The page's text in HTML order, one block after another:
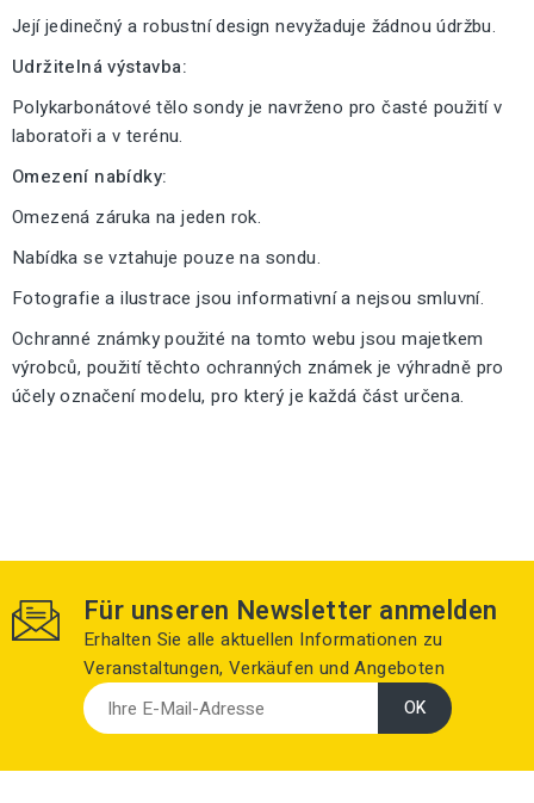
Její jedinečný a robustní design nevyžaduje žádnou údržbu.
Udržitelná výstavba:
Polykarbonátové tělo sondy je navrženo pro časté použití v
laboratoři a v terénu.
Omezení nabídky:
Omezená záruka na jeden rok.
Nabídka se vztahuje pouze na sondu.
Fotografie a ilustrace jsou informativní a nejsou smluvní.
Ochranné známky použité na tomto webu jsou majetkem
výrobců, použití těchto ochranných známek je výhradně pro
účely označení modelu, pro který je každá část určena.
Für unseren Newsletter anmelden
Erhalten Sie alle aktuellen Informationen zu
Veranstaltungen, Verkäufen und Angeboten